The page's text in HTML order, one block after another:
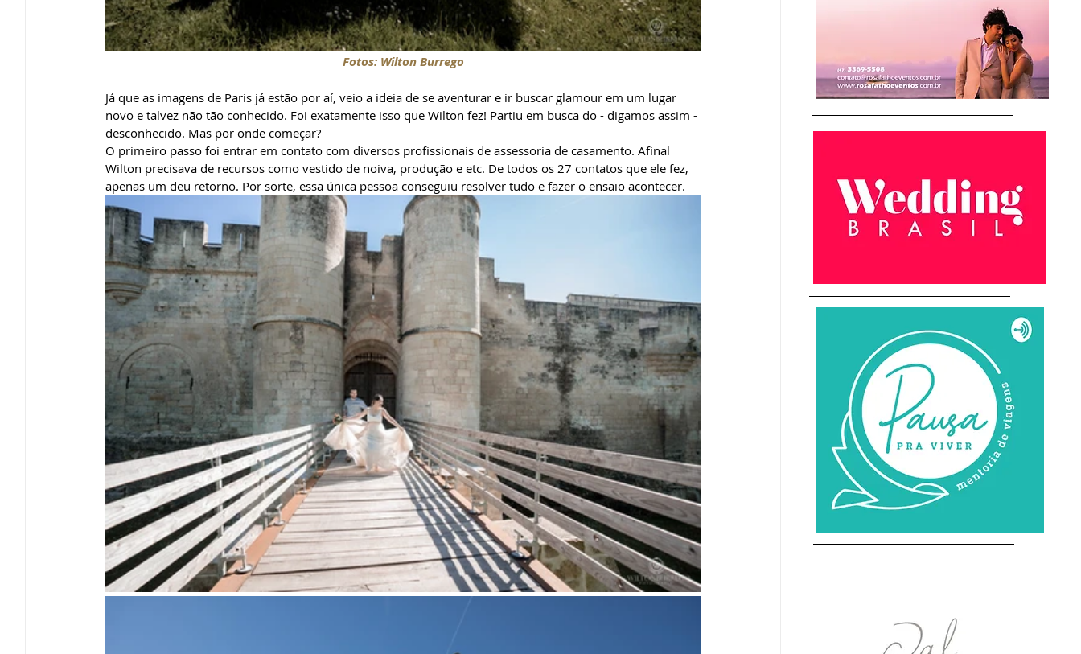
Fotos: Wilton Burrego
Já que as imagens de Paris já estão por aí, veio a ideia de se aventurar e ir buscar glamour em um lugar
novo e talvez não tão conhecido. Foi exatamente isso que Wilton fez! Partiu em busca do - digamos assim -
desconhecido. Mas por onde começar?
O primeiro passo foi entrar em contato com diversos profissionais de assessoria de casamento. Afinal
Wilton precisava de recursos como vestido de noiva, produção e etc. De todos os 27 contatos que ele fez,
apenas um deu retorno. Por sorte, essa única pessoa conseguiu resolver tudo e fazer o ensaio acontecer.